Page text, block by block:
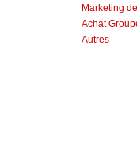
Marketing
Achat
Autres